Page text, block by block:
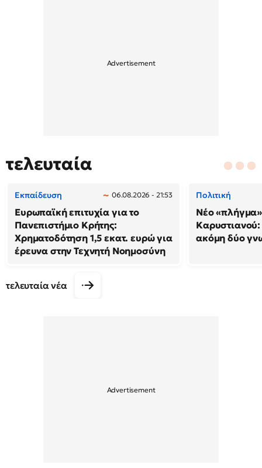
τελευταία
Εκπαίδευση 06.08.2026 - 21:53
Ευρωπαϊκή επιτυχία για το
Πανεπιστήμιο Κρήτης:
Χρηματοδότηση 1,5 εκατ. ευρώ για
έρευνα στην Τεχνητή Νοημοσύνη
Πολιτική
Νέο
ακόμη δύο
τελευταία νέα